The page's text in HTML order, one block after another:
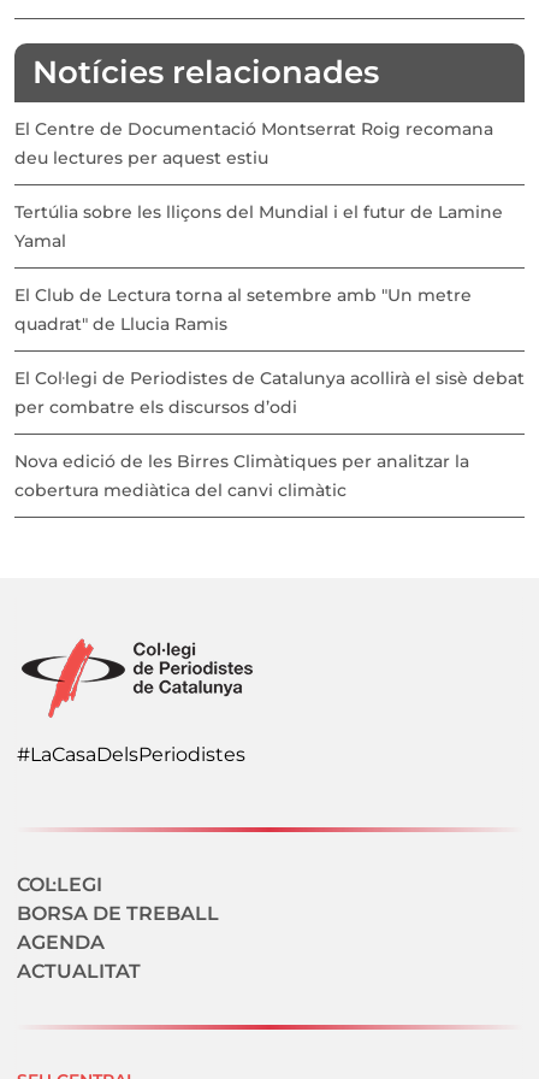
Notícies relacionades
El Centre de Documentació Montserrat Roig recomana
deu lectures per aquest estiu
Tertúlia sobre les lliçons del Mundial i el futur de Lamine
Yamal
El Club de Lectura torna al setembre amb "Un metre
quadrat" de Llucia Ramis
El Col·legi de Periodistes de Catalunya acollirà el sisè debat
per combatre els discursos d’odi
Nova edició de les Birres Climàtiques per analitzar la
cobertura mediàtica del canvi climàtic
#LaCasaDelsPeriodistes
Navegació secundaria
COL·LEGI
BORSA DE TREBALL
AGENDA
ACTUALITAT